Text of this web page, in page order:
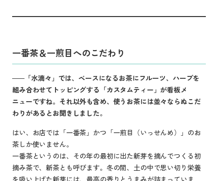
一番茶＆一煎目へのこだわり
「水滴々」では、ベースになるお茶にフルーツ、ハーブを
組み合わせてトッピングする「カスタムティー」が看板メ
ニューですね。それ以外も含め、使うお茶には並々ならぬこだ
わりがあるとお聞きしました。
はい、お店では「一番茶」かつ「一煎目（いっせんめ）」のお
茶しか使いません。
一番茶というのは、その年の最初に出た新芽を摘んでつくる初
摘み茶で、新茶とも呼びます。冬の間、土の中で思い切り栄養